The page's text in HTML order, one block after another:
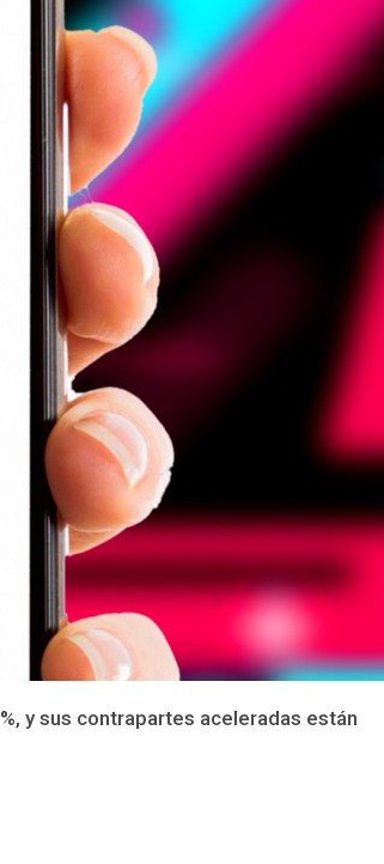
y sus contrapartes aceleradas están